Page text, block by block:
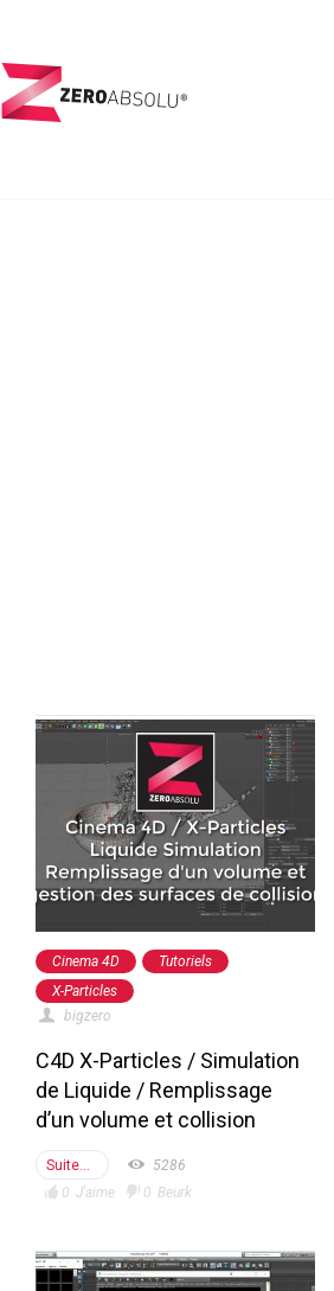
Cinema 4D
Tutoriels
X-Particles
bigzero
C4D X-Particles / Simulation
de Liquide / Remplissage
d’un volume et collision
Suite...
5286
0 J'aime 0 Beurk